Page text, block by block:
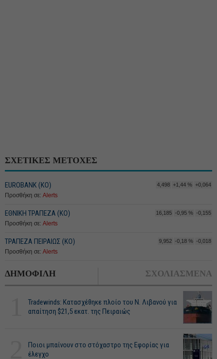
ΣΧΕΤΙΚΕΣ ΜΕΤΟΧΕΣ
EUROBANK (ΚΟ) 4,498 +1,44 % +0,064
Προσθήκη σε: Alerts
ΕΘΝΙΚΗ ΤΡΑΠΕΖΑ (KO) 16,185 -0,95 % -0,155
Προσθήκη σε: Alerts
ΤΡΑΠΕΖΑ ΠΕΙΡΑΙΩΣ (ΚΟ) 9,952 -0,18 % -0,018
Προσθήκη σε: Alerts
ΔΗΜΟΦΙΛΗ ΣΧΟΛΙΑΣΜΕΝΑ
Tradewinds: Κατασχέθηκε πλοίο του Ν. Λιβανού για
απαίτηση $21,5 εκατ. της Πειραιώς
Ποιοι μπαίνουν στο στόχαστρο της Εφορίας για
έλεγχο